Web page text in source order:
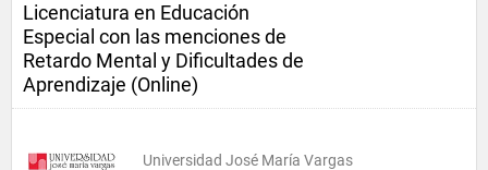
Licenciatura en Educación
Especial con las menciones de
Retardo Mental y Dificultades de
Aprendizaje (Online)
Universidad José María Vargas